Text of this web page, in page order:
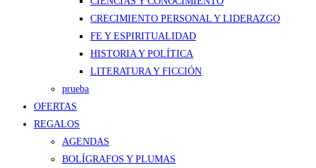
CRECIMIENTO PERSONAL Y LIDERAZGO
FE Y ESPIRITUALIDAD
HISTORIA Y POLÍTICA
LITERATURA Y FICCIÓN
prueba
OFERTAS
REGALOS
AGENDAS
BOLÍGRAFOS Y PLUMAS